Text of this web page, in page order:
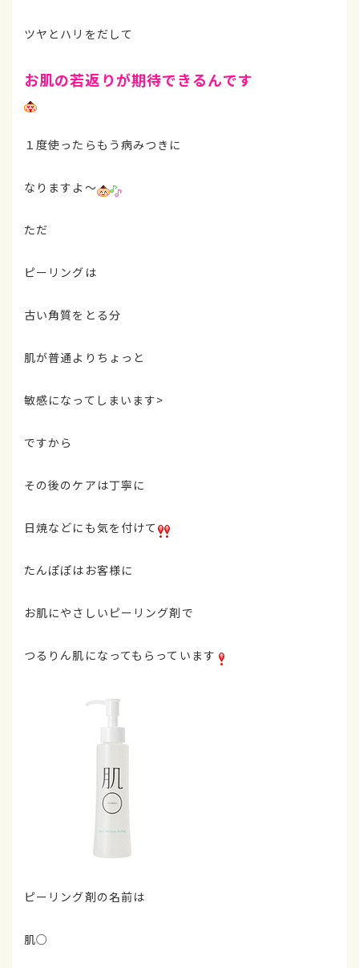
ツヤとハリをだして
お肌の若返りが期待できるんです
１度使ったらもう病みつきに
なりますよ～
ただ
ピーリングは
古い角質をとる分
肌が普通よりちょっと
敏感になってしまいます>
ですから
その後のケアは丁寧に
日焼などにも気を付けて
たんぽぽはお客様に
お肌にやさしいピーリング剤で
つるりん肌になってもらっています
ピーリング剤の名前は
肌○